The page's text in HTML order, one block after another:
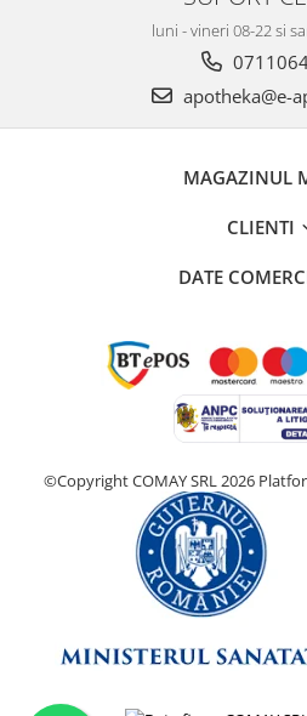
luni - vineri 08-22 si
apotheka@e-
MAGAZINUL
CLIENTI
DATE
©Copyright COMAY SRL 2026